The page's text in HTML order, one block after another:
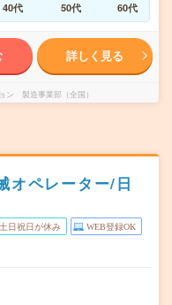
40代 50代 60代
詳しく見る
ン 製造事業部（全国）
オペレーター/日
土日祝日が休み WEB登録OK